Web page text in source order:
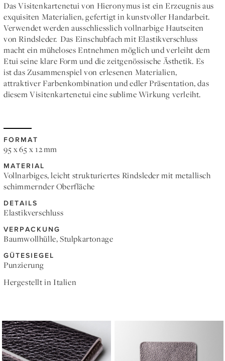
Das Visitenkartenetui von Hieronymus ist ein Erzeugnis aus
exquisiten Materialien, gefertigt in kunstvoller Handarbeit.
Verwendet werden ausschliesslich vollnarbige Hautseiten
von Rindsleder. Das Einschubfach mit Elastikverschluss
macht ein müheloses Entnehmen möglich und verleiht dem
Etui seine klare Form und die zeitgenössische Ästhetik. Es
ist das Zusammenspiel von erlesenen Materialien,
attraktiver Farbenkombination und edler Präsentation, das
diesem Visitenkartenetui eine sublime Wirkung verleiht.
FORMAT
95 x 65 x 12 mm
MATERIAL
Vollnarbiges, leicht strukturiertes Rindsleder mit metallisch
schimmernder Oberfläche
DETAILS
Elastikverschluss
VERPACKUNG
Baumwollhülle, Stulpkartonage
GÜTESIEGEL
Punzierung
Hergestellt in Italien